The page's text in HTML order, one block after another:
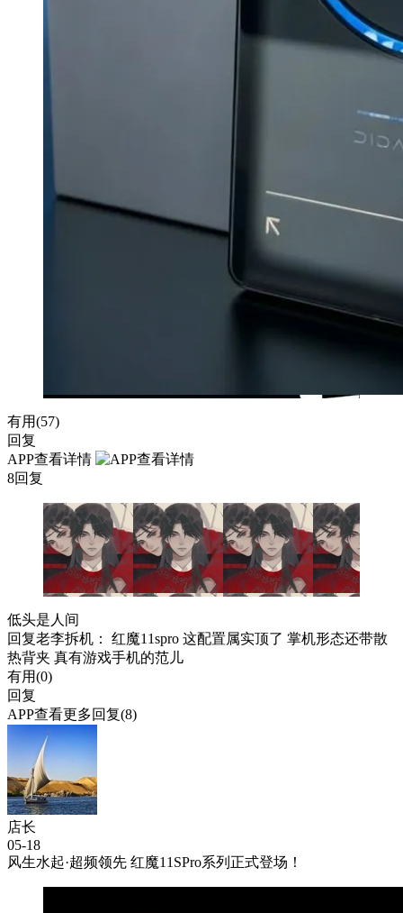
有用(57)
回复
APP查看详情
8回复
低头是人间
回复老李拆机 ： 红魔11spro 这配置属实顶了 掌机形态还带散
热背夹 真有游戏手机的范儿
有用(0)
回复
APP查看更多回复(8)
店长
05-18
风生水起·超频领先 红魔11SPro系列正式登场！